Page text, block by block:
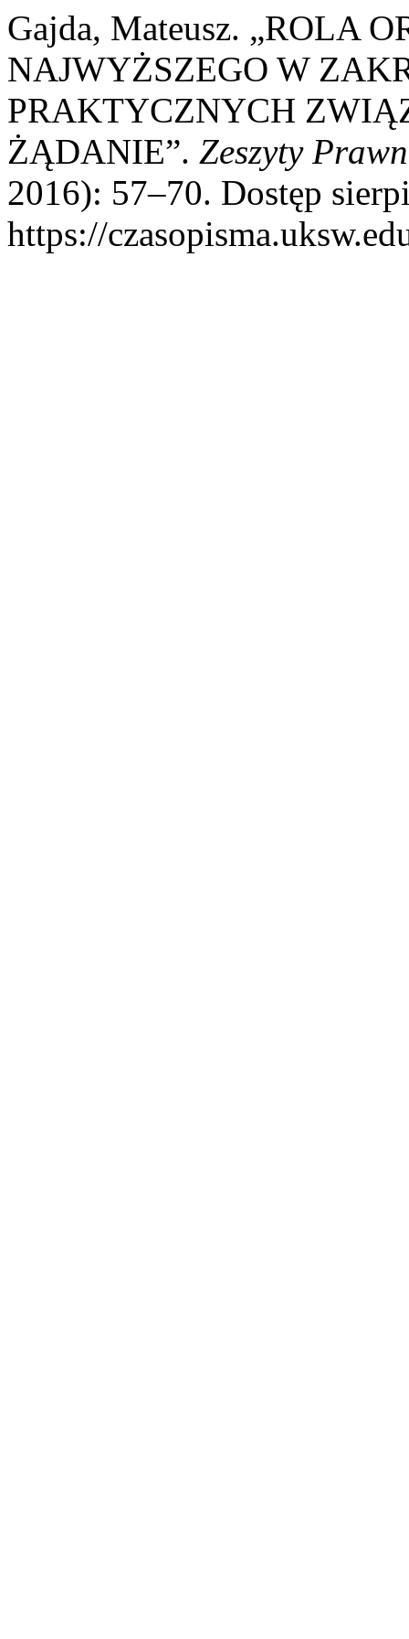
Gajda, Mateusz. „ROLA
NAJWYŻSZEGO W
PRAKTYCZNYCH
ŻĄDANIE”. Zeszyty
2016): 57–70. Dostęp
https://